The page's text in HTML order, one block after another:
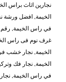
نجارين اثاث براس
الخيمة, افضل ورشة
في راس الخيمة,
غرف نوم فى راس
الخيمة, نجار خشب
الخيمة, نجار فك
في راس الخيمة,